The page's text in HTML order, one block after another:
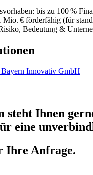
bis zu 100 %
Mio. € förderfähig (für
Bedeutung &
Bayern Innovativ GmbH
steht Ihnen
eine
Ihre Anfrage.